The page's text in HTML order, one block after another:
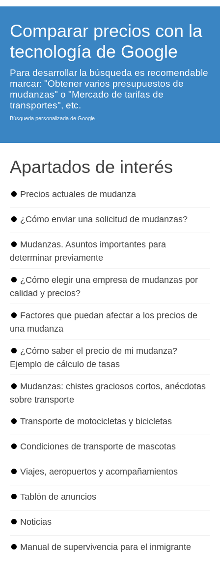
Comparar precios con la
tecnología de Google
Para desarrollar la búsqueda es recomendable
marcar: "Obtener varios presupuestos de
mudanzas" o "Mercado de tarifas de
transportes", etc.
Búsqueda personalizada de Google
Apartados de interés
⏺ Precios actuales de mudanza
⏺ ¿Cómo enviar una solicitud de mudanzas?
⏺ Mudanzas. Asuntos importantes para
determinar previamente
⏺ ¿Cómo elegir una empresa de mudanzas por
calidad y precios?
⏺ Factores que puedan afectar a los precios de
una mudanza
⏺ ¿Cómo saber el precio de mi mudanza?
Ejemplo de cálculo de tasas
⏺ Mudanzas: chistes graciosos cortos, anécdotas
sobre transporte
⏺ Transporte de motocicletas y bicicletas
⏺ Condiciones de transporte de mascotas
⏺ Viajes, aeropuertos y acompañamientos
⏺ Tablón de anuncios
⏺ Noticias
⏺ Manual de supervivencia para el inmigrante